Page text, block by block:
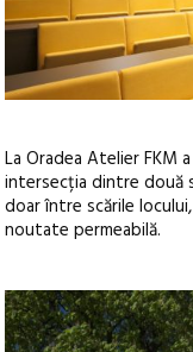
La Oradea Atelier FKM
intersecția dintre două
doar între scările
noutate permeabilă.